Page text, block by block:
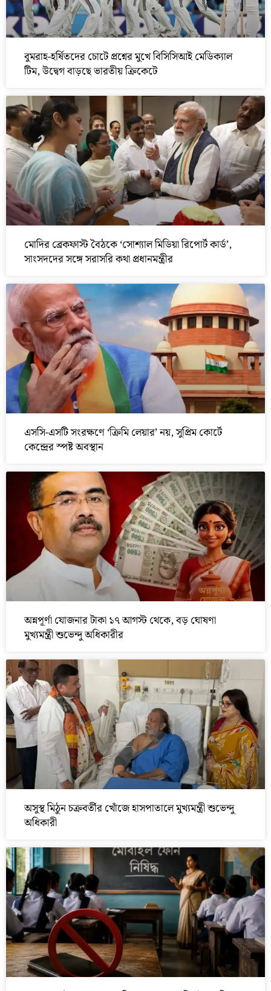
বুমরাহ-হর্ষিতদের চোটে প্রশ্নের মুখে বিসিসিআই মেডিক্যাল
টিম, উদ্বেগ বাড়ছে ভারতীয় ক্রিকেটে
মোদির ব্রেকফাস্ট বৈঠকে ‘সোশ্যাল মিডিয়া রিপোর্ট কার্ড’,
সাংসদদের সঙ্গে সরাসরি কথা প্রধানমন্ত্রীর
এসসি-এসটি সংরক্ষণে ‘ক্রিমি লেয়ার’ নয়, সুপ্রিম কোর্টে
কেন্দ্রের স্পষ্ট অবস্থান
অন্নপূর্ণা যোজনার টাকা ১৭ আগস্ট থেকে, বড় ঘোষণা
মুখ্যমন্ত্রী শুভেন্দু অধিকারীর
অসুস্থ মিঠুন চক্রবর্তীর খোঁজে হাসপাতালে মুখ্যমন্ত্রী শুভেন্দু
অধিকারী